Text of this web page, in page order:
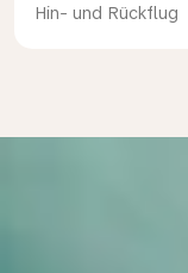
Hin- und Rückflug